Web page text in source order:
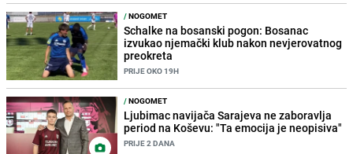
/NOGOMET
Schalke na bosanski pogon: Bosanac
izvukao njemački klub nakon nevjerovatnog
preokreta
PRIJE OKO 19H
/NOGOMET
Ljubimac navijača Sarajeva ne zaboravlja
period na Koševu: "Ta emocija je neopisiva"
PRIJE 2 DANA